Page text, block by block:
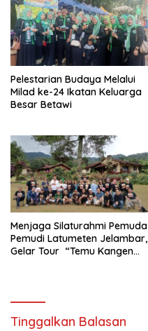
Pelestarian Budaya Melalui
Milad ke-24 Ikatan Keluarga
Besar Betawi
Menjaga Silaturahmi Pemuda
Pemudi Latumeten Jelambar,
Gelar Tour “Temu Kangen
Tinggalkan Balasan